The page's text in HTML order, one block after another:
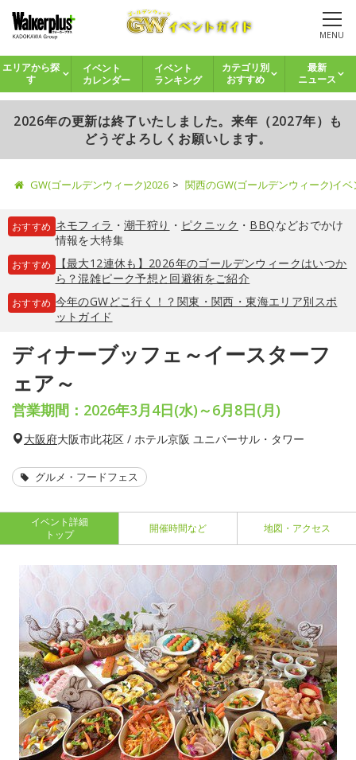
MENU
エリアから探
す
イベント
カレンダー
イベント
ランキング
カテゴリ別
おすすめ
最新
ニュース
2026年の更新は終了いたしました。来年（2027年）も
どうぞよろしくお願いします。
GW(ゴールデンウィーク)2026 関西のGW(ゴールデンウィーク)イ
おすすめ ネモフィラ ・ 潮干狩り ・ ピクニック ・ BBQなどおでかけ
情報を大特集
おすすめ
【最大12連休も】2026年のゴールデンウィークはいつか
ら？混雑ピーク予想と回避術をご紹介
おすすめ 今年のGWどこ行く！？関東・関西・東海エリア別スポ
ットガイド
ディナーブッフェ～イースターフ
ェア～
営業期間：2026年3月4日(水)～6月8日(月)
大阪府大阪市此花区 / ホテル京阪 ユニバーサル・タワー
グルメ・フードフェス
イベント詳細
トップ
開催時間など 地図・アクセス